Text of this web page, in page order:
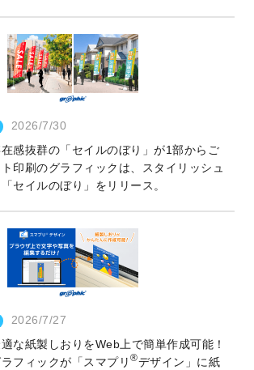
2026/7/30
感抜群の「セイルのぼり」が1部からご
印刷のグラフィックは、スタイリッシュ
セイルのぼり」をリリース。
2026/7/27
な紙製しおりをWeb上で簡単作成可能！
フィックが「スマプリ ®デザイン」に紙